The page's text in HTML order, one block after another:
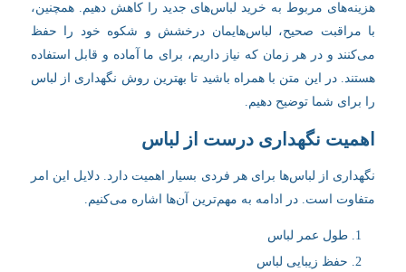
هزینه‌های مربوط به خرید لباس‌های جدید را کاهش دهیم. همچنین،
با مراقبت صحیح، لباس‌هایمان درخشش و شکوه خود را حفظ
می‌کنند و در هر زمان که نیاز داریم، برای ما آماده و قابل استفاده
هستند. در این متن با همراه باشید تا بهترین روش نگهداری از لباس
را برای شما توضیح دهیم.
اهمیت نگهداری درست از لباس
نگهداری از لباس‌ها برای هر فردی بسیار اهمیت دارد. دلایل این امر
متفاوت است. در ادامه به مهم‌ترین آن‌ها اشاره می‌کنیم.
طول عمر لباس
حفظ زیبایی لباس